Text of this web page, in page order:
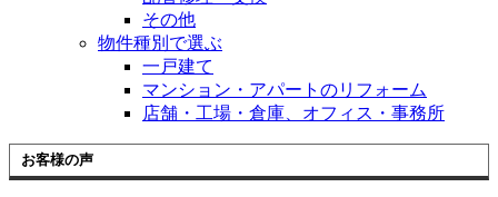
その他
物件種別で選ぶ
一戸建て
マンション・アパートのリフォーム
店舗・工場・倉庫、オフィス・事務所
お客様の声